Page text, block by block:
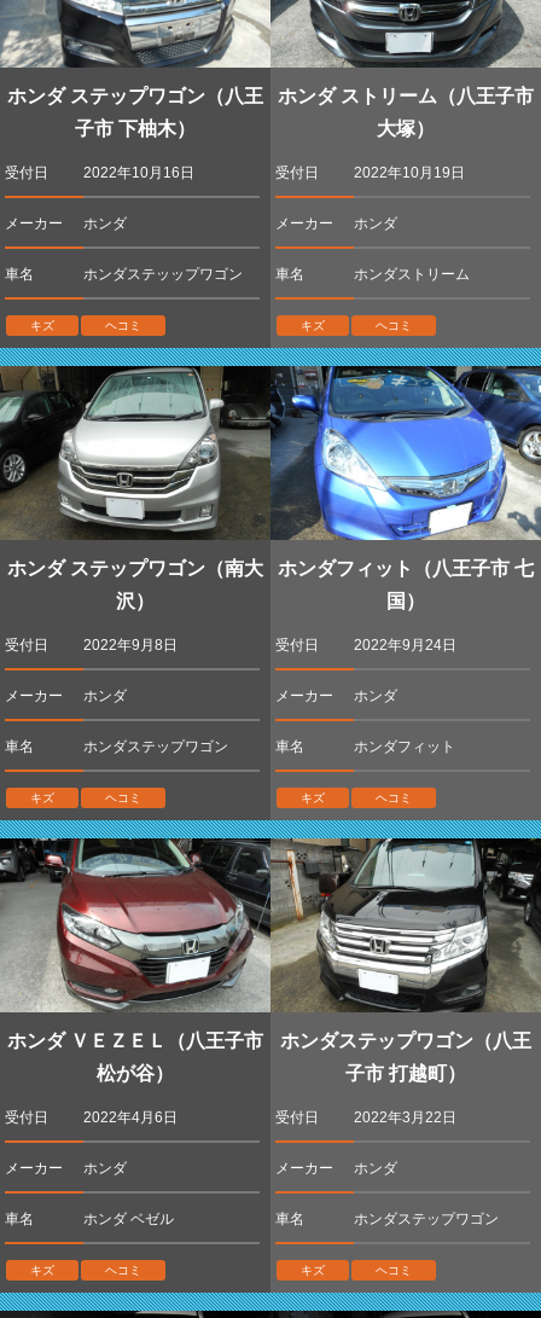
ホンダ ステップワゴン（八王
子市 下柚木）
受付日 2022年10月16日
メーカー ホンダ
車名 ホンダステッップワゴン
キズ ヘコミ
ホンダ ストリーム（八王子市
大塚）
受付日 2022年10月19日
メーカー ホンダ
車名 ホンダストリーム
キズ ヘコミ
ホンダ ステップワゴン（南大
沢）
受付日 2022年9月8日
メーカー ホンダ
車名 ホンダステップワゴン
キズ ヘコミ
ホンダフィット（八王子市 七
国）
受付日 2022年9月24日
メーカー ホンダ
車名 ホンダフィット
キズ ヘコミ
ホンダ ＶＥＺＥＬ（八王子市
松が谷）
受付日 2022年4月6日
メーカー ホンダ
車名 ホンダ ベゼル
キズ ヘコミ
ホンダステップワゴン（八王
子市 打越町）
受付日 2022年3月22日
メーカー ホンダ
車名 ホンダステップワゴン
キズ ヘコミ